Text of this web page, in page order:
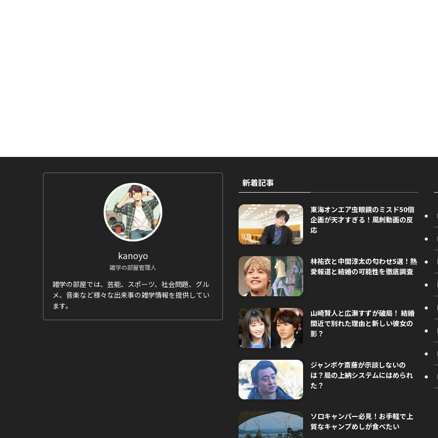
kanoyo
雑学の部屋管理人
雑学の部屋では、芸能、スポーツ、社会問題、グル
メ、音楽など様々な出来事の雑学情報を提供してい
ます。
新着記事
東海オンエア虫眼鏡のミスド50個
企画が天才すぎる！風刺動画の反
応
林祐衣と中間淳太の匂わせ5選！熱
愛報道と結婚の可能性を徹底調査
山崎賢人と広瀬すずが破局！ 結婚
間近で別れた理由と新しい彼女の
影？
ジャンポケ斎藤が示談しないの
は？局の上納システムにはめられ
た？
ソロキャンパー必見！お手軽で上
質なキャンプめしが食べたい